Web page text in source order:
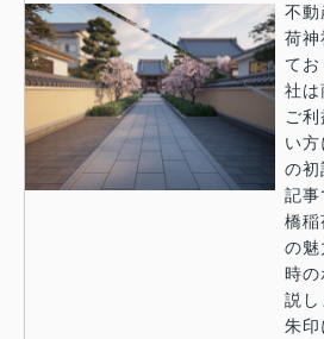
不動
荷神
て
社は
ご
い
の初
記事
橋稲
の魅
時の
説し
朱印